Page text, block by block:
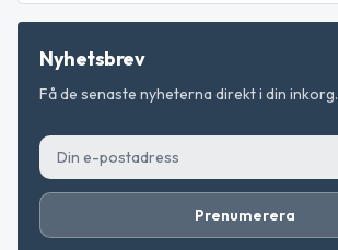
Nyhetsbrev
Få de senaste nyheterna direkt i din inkorg.
Prenumerera